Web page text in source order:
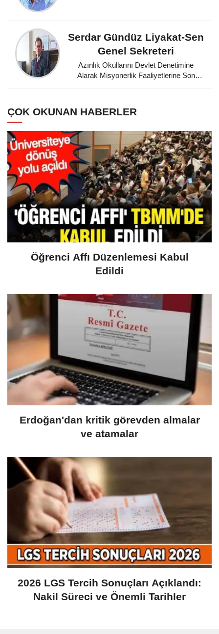
Serdar Gündüz Liyakat-Sen
Genel Sekreteri
Azınlık Okullarını Devlet Denetimine
Alarak Misyonerlik Faaliyetlerine Son
ÇOK OKUNAN HABERLER
Öğrenci Affı Düzenlemesi Kabul
Edildi
Erdoğan'dan kritik görevden almalar
ve atamalar
2026 LGS Tercih Sonuçları Açıklandı:
Nakil Süreci ve Önemli Tarihler